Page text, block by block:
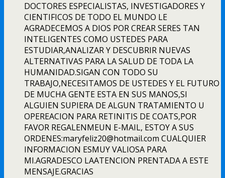
DOCTORES ESPECIALISTAS, INVESTIGADORES Y
CIENTIFICOS DE TODO EL MUNDO LE
AGRADECEMOS A DIOS POR CREAR SERES TAN
INTELIGENTES COMO USTEDES PARA
ESTUDIAR,ANALIZAR Y DESCUBRIR NUEVAS
ALTERNATIVAS PARA LA SALUD DE TODA LA
HUMANIDAD.SIGAN CON TODO SU
TRABAJO,NECESITAMOS DE USTEDES Y EL FUTURO
DE MUCHA GENTE ESTA EN SUS MANOS,SI
ALGUIEN SUPIERA DE ALGUN TRATAMIENTO U
OPEREACION PARA RETINITIS DE COATS,POR
FAVOR REGALENMEUN E-MAIL, ESTOY A SUS
ORDENES:maryfeliz20@hotmail.com CUALQUIER
INFORMACION ESMUY VALIOSA PARA
MI.AGRADESCO LAATENCION PRENTADA A ESTE
MENSAJE.GRACIAS